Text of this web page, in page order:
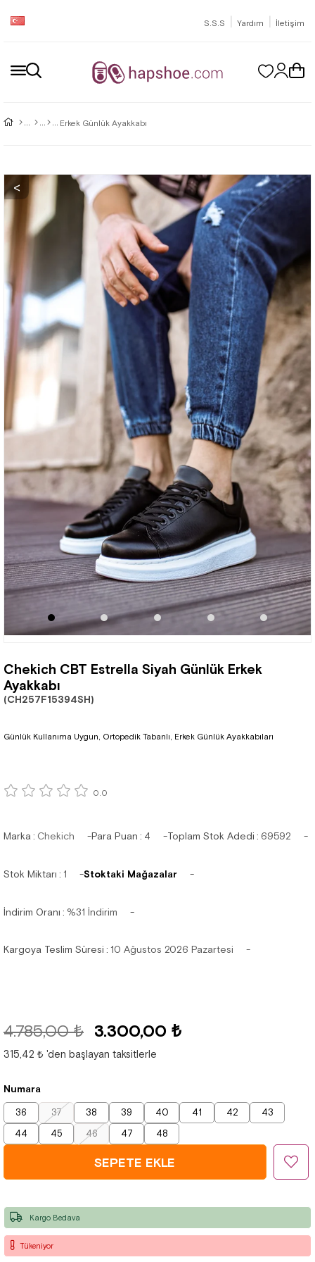
S.S.S | Yardım | İletişim
Erkek Günlük Ayakkabı
Chekich CBT Estrella Siyah Günlük Erkek
Ayakkabı
(CH257F15394SH)
Günlük Kullanıma Uygun, Ortopedik Tabanlı, Erkek Günlük Ayakkabıları
0.0
Marka : Chekich Para Puan : 4 Toplam Stok Adedi : 69592
Stok Miktarı : 1 Stoktaki Mağazalar
İndirim Oranı : %31 İndirim
Kargoya Teslim Süresi : 10 Ağustos 2026 Pazartesi
4.785,00 ₺ 3.300,00 ₺
315,42 ₺ 'den başlayan taksitlerle
Numara
36 37 38 39 40 41 42
43
44
45 46 47 48
Tükeniyor
Kargo Bedava